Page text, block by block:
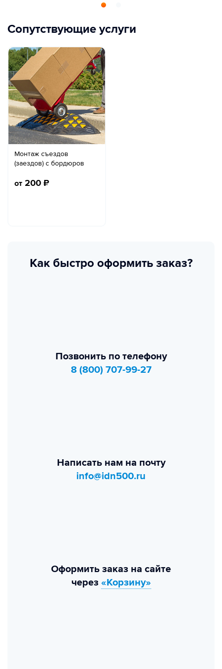
Сопутствующие услуги
Монтаж съездов
(заездов) с бордюров
от 200 ₽
Как быстро оформить заказ?
Позвонить по телефону
8 (800) 707-99-27
Написать нам на почту
info@idn500.ru
Оформить заказ на сайте
через «Корзину»